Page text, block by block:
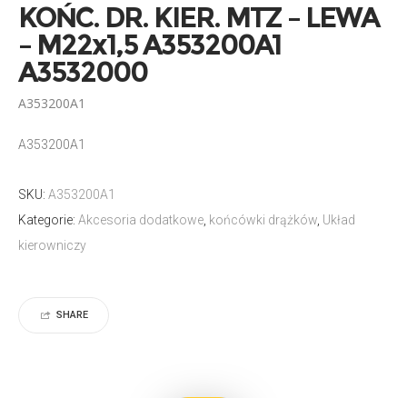
KOŃC. DR. KIER. MTZ – LEWA
– M22x1,5 A353200A1
A3532000
A353200A1
A353200A1
SKU: A353200A1
Kategorie: Akcesoria dodatkowe końcówki drążków Układ
kierowniczy
SHARE